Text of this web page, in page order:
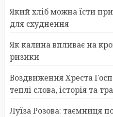
Який хліб можна їсти
для схуднення
Як калина впливає на
ризики
Воздвиження Хреста
теплі слова, історія та
Луїза Розова: таємниця